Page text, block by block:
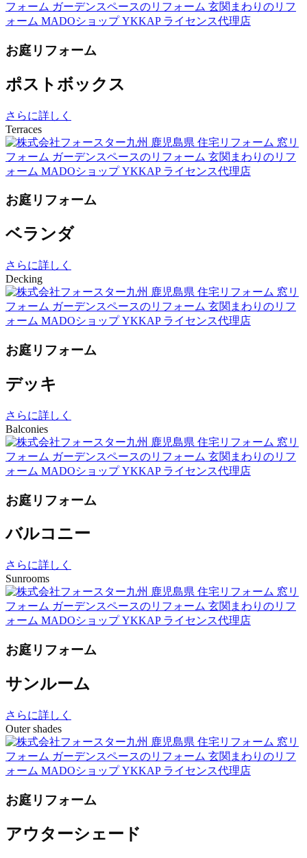
お庭リフォーム
ポストボックス
さらに詳しく
Terraces
お庭リフォーム
ベランダ
さらに詳しく
Decking
お庭リフォーム
デッキ
さらに詳しく
Balconies
お庭リフォーム
バルコニー
さらに詳しく
Sunrooms
お庭リフォーム
サンルーム
さらに詳しく
Outer shades
お庭リフォーム
アウターシェード